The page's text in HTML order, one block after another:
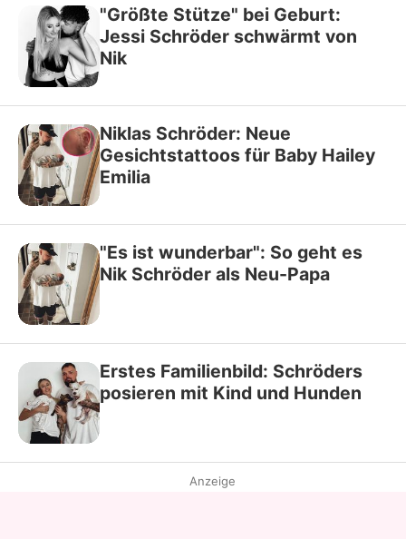
"Größte Stütze" bei Geburt:
Jessi Schröder schwärmt von
Nik
Niklas Schröder: Neue
Gesichtstattoos für Baby Hailey
Emilia
"Es ist wunderbar": So geht es
Nik Schröder als Neu-Papa
Erstes Familienbild: Schröders
posieren mit Kind und Hunden
Anzeige